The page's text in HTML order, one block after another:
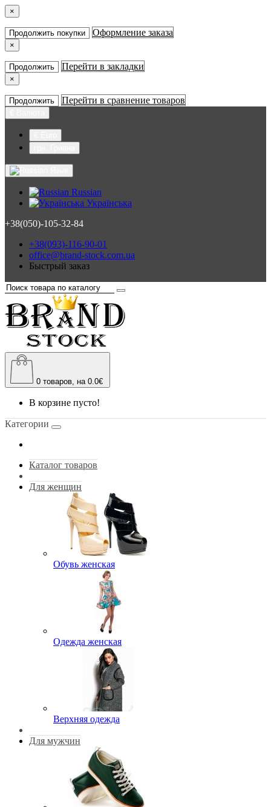
×
Продолжить покупки Оформление заказа
×
Продолжить Перейти в закладки
×
Продолжить Перейти в сравнение товаров
Russian
Українська
+38(050)-105-32-84
+38(093)-116-90-01
office@brand-stock.com.ua
Быстрый заказ
0 товаров, на 0.0€
В корзине пусто!
Категории
Каталог товаров
Для женщин
Обувь женская
Одежда женская
Верхняя одежда
Для мужчин